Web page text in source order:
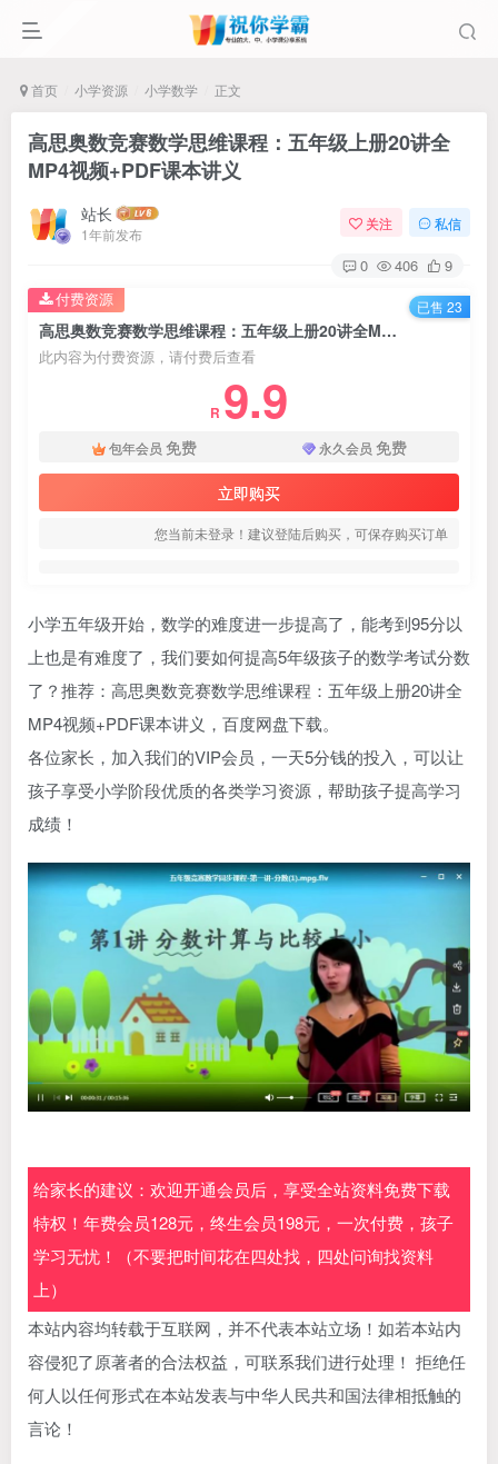
首页 小学资源 小学数学 正文
高思奥数竞赛数学思维课程：五年级上册20讲全
MP4视频+PDF课本讲义
站长
1年前发布
关注 私信
0 406 9
高思奥数竞赛数学思维课程：五年级上册20讲全MP4视频+PDF课本讲义
此内容为付费资源，请付费后查看
R 9.9
包年会员 免费 永久会员 免费
立即购买
您当前未登录！建议登陆后购买，可保存购买订单
付费资源 已售 23
小学五年级开始，数学的难度进一步提高了，能考到95分以
上也是有难度了，我们要如何提高5年级孩子的数学考试分数
了？推荐：高思奥数竞赛数学思维课程：五年级上册20讲全
MP4视频+PDF课本讲义，百度网盘下载。
各位家长，加入我们的VIP会员，一天5分钱的投入，可以让
孩子享受小学阶段优质的各类学习资源，帮助孩子提高学习
成绩！
给家长的建议：欢迎开通会员后，享受全站资料免费下载
特权！年费会员128元，终生会员198元，一次付费，孩子
学习无忧！（不要把时间花在四处找，四处问询找资料
上）
本站内容均转载于互联网，并不代表本站立场！如若本站内
容侵犯了原著者的合法权益，可联系我们进行处理！ 拒绝任
何人以任何形式在本站发表与中华人民共和国法律相抵触的
言论！